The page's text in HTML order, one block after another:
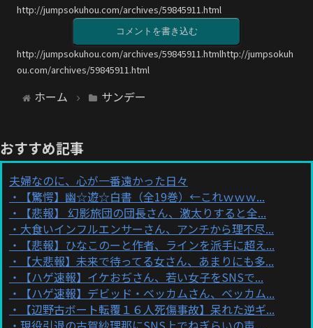
http://jumpsokuhou.com/archives/59845911.html
コメントを書き込む
http://jumpsokuhou.com/archives/59845911.htmlhttp://jumpsokuh
ou.com/archives/59845911.html
ホーム サンデー
おすすめ記事
夫婦なのに、心が一番遠かった日々
【驚愕】幽☆遊☆白書（全19巻）←これｗｗｗ...
【悲報】 幻影旅団の団長さん、激太りすると全...
大食いインフルエンサーさん、アンチから理不尽...
【悲報】ひなこのーと作者、ラインを派手に超え...
【大悲報】未来で待ってる女さん、あまりにも多...
【ハゲ速報】イケおぢさん、若い女子をSNSで...
【ハゲ速報】デビッド・ベッカムさん、ベッカム...
【辺野古ボート転覆１６人死傷事故】呆れた逆ギ...